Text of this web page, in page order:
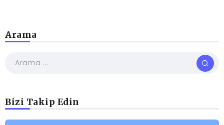
Arama
Bizi Takip Edin